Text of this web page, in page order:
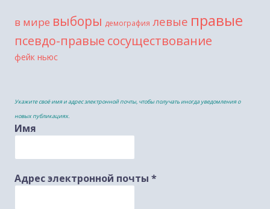
в мире выборы демография левые правые
псевдо-правые сосуществование
фейк ньюс
Укажите своё имя и адрес электронной почты, чтобы получать иногда уведомления о
новых публикациях.
Имя
Адрес электронной почты *